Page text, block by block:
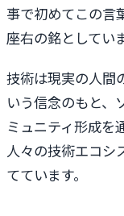
事で初めてこの言
座右の銘としていま
技術は現実の人間
いう信念のもと、
ミュニティ形成を
人々の技術エコシ
てています。